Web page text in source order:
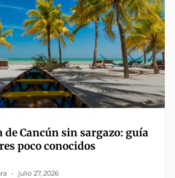
de Cancún sin sargazo: guía
poco conocidos
julio 27, 2026